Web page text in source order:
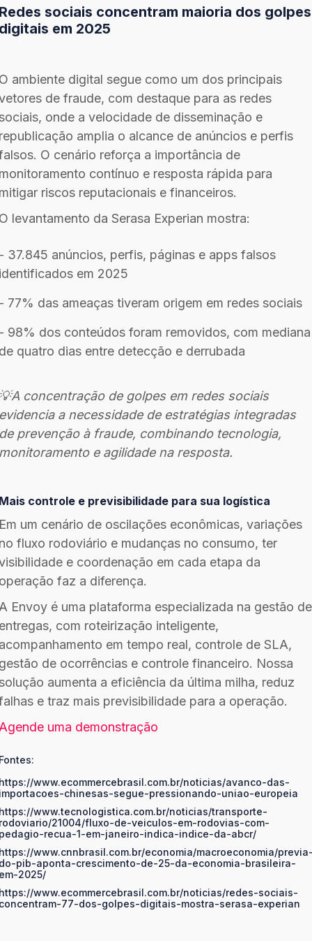
sociais concentram maioria dos golpes
em 2025
ambiente digital segue como um dos principais
de fraude, com destaque para as redes
onde a velocidade de disseminação e
amplia o alcance de anúncios e perfis
O cenário reforça a importância de
contínuo e resposta rápida para
riscos reputacionais e financeiros.
levantamento da Serasa Experian mostra:
37.845 anúncios, perfis, páginas e apps falsos
em 2025
77% das ameaças tiveram origem em redes sociais
98% dos conteúdos foram removidos, com mediana
quatro dias entre detecção e derrubada
concentração de golpes em redes sociais
a necessidade de estratégias integradas
prevenção à fraude, combinando tecnologia,
e agilidade na resposta.
controle e previsibilidade para sua logística
um cenário de oscilações econômicas, variações
fluxo rodoviário e mudanças no consumo, ter
e coordenação em cada etapa da
faz a diferença.
Envoy é uma plataforma especializada na gestão de
com roteirização inteligente,
em tempo real, controle de SLA,
de ocorrências e controle financeiro. Nossa
aumenta a eficiência da última milha, reduz
e traz mais previsibilidade para a operação.
uma demonstração
www.ecommercebrasil.com.br/noticias/avanco-das-
chinesas-segue-pressionando-uniao-europeia
www.tecnologistica.com.br/noticias/transporte-
21004/fluxo-de-veiculos-em-rodovias-com-
recua-1-em-janeiro-indica-indice-da-abcr/
www.cnnbrasil.com.br/economia/macroeconomia/
pib-aponta-crescimento-de-25-da-economia-brasileira-
2025/
www.ecommercebrasil.com.br/noticias/redes-sociais-
77-dos-golpes-digitais-mostra-serasa-experian